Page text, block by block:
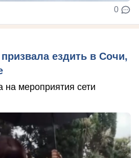
0
ездить в Сочи,
мероприятия сети